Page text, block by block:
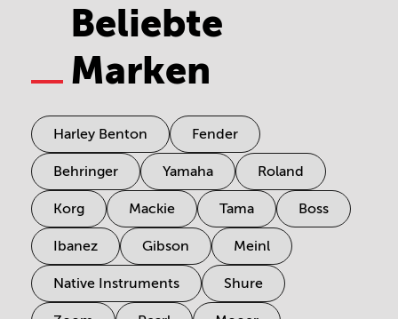
Beliebte
Marken
Harley Benton Fender
Behringer Yamaha Roland
Korg Mackie Tama Boss
Ibanez Gibson Meinl
Native Instruments Shure